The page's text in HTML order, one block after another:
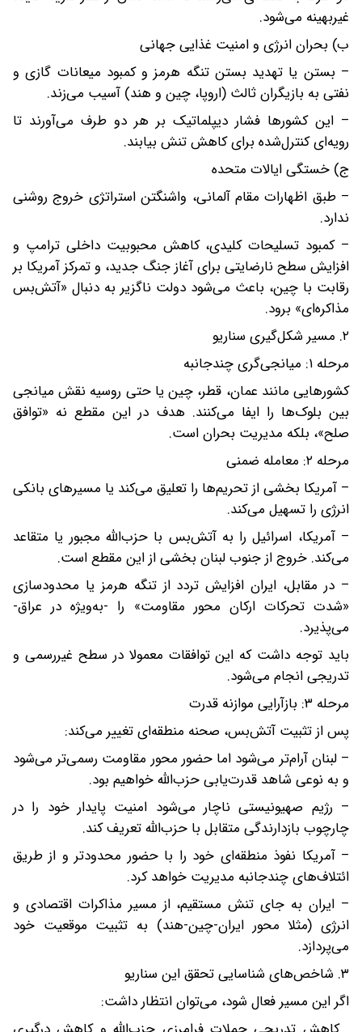
غیربهینه می‌شود.
ب) بحران انرژی و امنیت غذایی جهانی
– بستن یا تهدید بستن تنگه هرمز و کمبود میعانات گازی و
نفتی به بازیگران ثالث (اروپا، چین و هند) آسیب می‌زند.
– این کشورها فشار دیپلماتیک بر هر دو طرف می‌آورند تا
رویه‌ای کنترل‌شده برای کاهش تنش بیابند.
ج) خستگی ایالات متحده
– طبق اظهارات مقام آلمانی، واشنگتن استراتژی خروج روشنی
ندارد.
– کمبود تسلیحات کلیدی، کاهش محبوبیت داخلی ترامپ و
افزایش سطح نارضایتی برای آغاز جنگ جدید، و تمرکز آمریکا بر
رقابت با چین، باعث می‌شود دولت ناگزیر به دنبال «آتش‌بس
مذاکره‌ای» برود.
۲. مسیر شکل‌گیری سناریو
مرحله ۱: میانجی‌گری چندجانبه
کشورهایی مانند عمان، قطر، چین یا حتی روسیه نقش میانجی
بین‌ بلوک‌ها را ایفا می‌کنند. هدف در این مقطع نه «توافق
صلح»، بلکه مدیریت بحران است.
مرحله ۲: معامله ضمنی
– آمریکا بخشی از تحریم‌ها را تعلیق می‌کند یا مسیرهای بانکی
انرژی را تسهیل می‌کند.
– آمریکا، اسرائیل را به آتش‌بس با حزب‌الله مجبور یا متقاعد
می‌کند. خروج از جنوب لبنان بخشی از این مقطع است.
– در مقابل، ایران افزایش تردد از تنگه هرمز یا محدودسازی
«شدت تحرکات ارکان محور مقاومت» را -به‌ویژه در عراق-
می‌پذیرد.
باید توجه داشت که این توافقات معمولا در سطح غیررسمی و
تدریجی انجام می‌شود.
مرحله ۳: بازآرایی موازنه قدرت
پس از تثبیت آتش‌بس، صحنه منطقه‌ای تغییر می‌کند:
– لبنان آرام‌تر می‌شود اما حضور محور مقاومت رسمی‌تر می‌شود
و به نوعی شاهد قدرت‌یابی حزب‌الله خواهیم‌ بود.
– رژیم صهیونیستی ناچار می‌شود امنیت پایدار خود را در
چارچوب بازدارندگی متقابل با حزب‌الله تعریف کند.
– آمریکا نفوذ منطقه‌ای‌ خود را با حضور محدودتر و از طریق
ائتلاف‌های چندجانبه مدیریت خواهد کرد.
– ایران به‌ جای تنش مستقیم، از مسیر مذاکرات اقتصادی و
انرژی (مثلا محور ایران-چین-هند) به تثبیت موقعیت خود
می‌پردازد.
۳. شاخص‌های شناسایی تحقق این سناریو
اگر این مسیر فعال شود، می‌توان انتظار داشت: